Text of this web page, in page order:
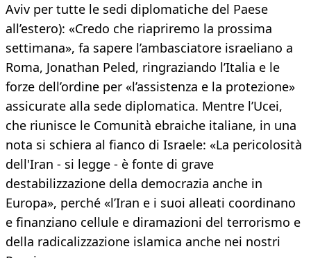
Aviv per tutte le sedi diplomatiche del Paese
all’estero): «Credo che riapriremo la prossima
settimana», fa sapere l’ambasciatore israeliano a
Roma, Jonathan Peled, ringraziando l’Italia e le
forze dell’ordine per «l’assistenza e la protezione»
assicurate alla sede diplomatica. Mentre l’Ucei,
che riunisce le Comunità ebraiche italiane, in una
nota si schiera al fianco di Israele: «La pericolosità
dell'Iran - si legge - è fonte di grave
destabilizzazione della democrazia anche in
Europa», perché «l’Iran e i suoi alleati coordinano
e finanziano cellule e diramazioni del terrorismo e
della radicalizzazione islamica anche nei nostri